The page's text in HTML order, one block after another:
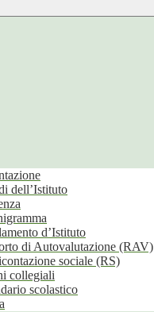
dell’Istituto
d’Istituto
di Autovalutazione (RAV)
sociale (RS)
collegiali
scolastico